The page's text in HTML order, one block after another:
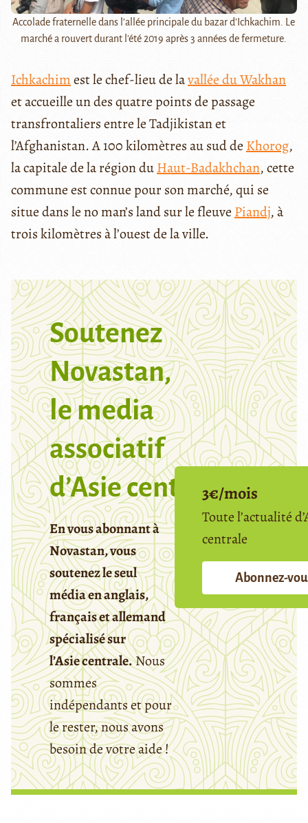
Accolade fraternelle dans l’allée principale du bazar d’Ichkachim. Le
marché a rouvert durant l'été 2019 après 3 années de fermeture.
Ichkachimest le chef-lieu de lavallée du Wakhan
et accueille un des quatre points de passage
transfrontaliers entre le Tadjikistan et
l’Afghanistan. A 100 kilomètres au sud de Khorog,
la capitale de la région duHaut-Badakhchan, cette
commune est connue pour son marché, qui se
situe dans le no man’s land sur le fleuve Piandj, à
trois kilomètres à l’ouest de la ville.
Soutenez
Novastan,
le media
associatif
d’Asie centrale
En vous abonnant à
Novastan, vous
soutenez le seul
média en anglais,
français et allemand
spécialisé sur
l’Asie centrale.Nous
sommes
indépendants et pour
le rester, nous avons
besoin de votre aide !
3€/mois
Toute l’actualité
centrale
Abonnez-